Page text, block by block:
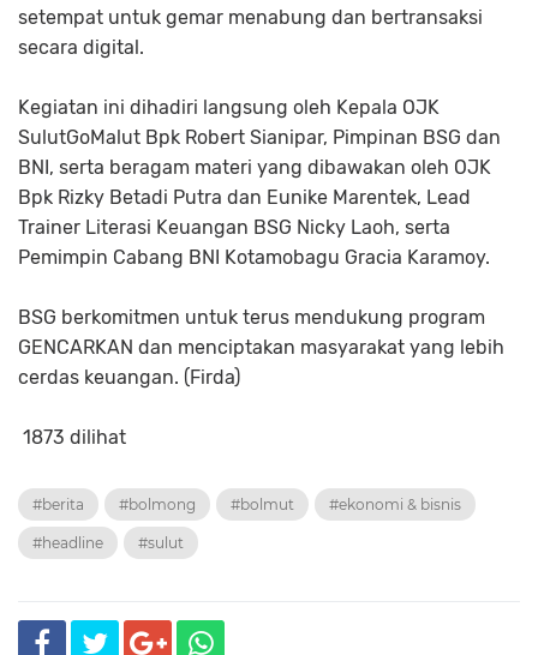
setempat untuk gemar menabung dan bertransaksi
secara digital.
Kegiatan ini dihadiri langsung oleh Kepala OJK
SulutGoMalut Bpk Robert Sianipar, Pimpinan BSG dan
BNI, serta beragam materi yang dibawakan oleh OJK
Bpk Rizky Betadi Putra dan Eunike Marentek, Lead
Trainer Literasi Keuangan BSG Nicky Laoh, serta
Pemimpin Cabang BNI Kotamobagu Gracia Karamoy.
BSG berkomitmen untuk terus mendukung program
GENCARKAN dan menciptakan masyarakat yang lebih
cerdas keuangan. (Firda)
1873 dilihat
#berita #bolmong #bolmut #ekonomi & bisnis
#headline #sulut